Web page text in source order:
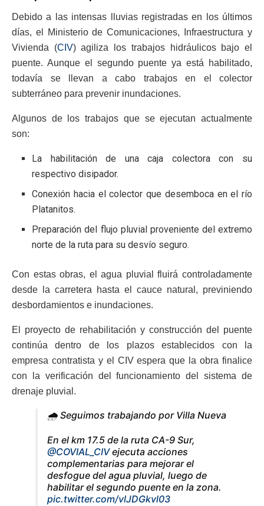
Debido a las intensas lluvias registradas en los últimos
días, el Ministerio de Comunicaciones, Infraestructura y
Vivienda (CIV) agiliza los trabajos hidráulicos bajo el
puente. Aunque el segundo puente ya está habilitado,
todavía se llevan a cabo trabajos en el colector
subterráneo para prevenir inundaciones.
Algunos de los trabajos que se ejecutan actualmente
son:
La habilitación de una caja colectora con su
respectivo disipador.
Conexión hacia el colector que desemboca en el río
Platanitos.
Preparación del flujo pluvial proveniente del extremo
norte de la ruta para su desvío seguro.
Con estas obras, el agua pluvial fluirá controladamente
desde la carretera hasta el cauce natural, previniendo
desbordamientos e inundaciones.
El proyecto de rehabilitación y construcción del puente
continúa dentro de los plazos establecidos con la
empresa contratista y el CIV espera que la obra finalice
con la verificación del funcionamiento del sistema de
drenaje pluvial.
🌧️ Seguimos trabajando por Villa Nueva
En el km 17.5 de la ruta CA-9 Sur,
@COVIAL_CIVejecuta acciones
complementarias para mejorar el
desfogue del agua pluvial, luego de
habilitar el segundo puente en la zona.
pic.twitter.com/vlJDGkvl03